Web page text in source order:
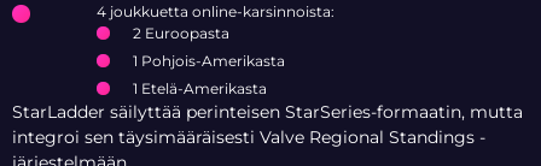
4 joukkuetta online-karsinnoista:
2 Euroopasta
1 Pohjois-Amerikasta
1 Etelä-Amerikasta
StarLadder säilyttää perinteisen StarSeries-formaatin, mutta
integroi sen täysimääräisesti Valve Regional Standings -